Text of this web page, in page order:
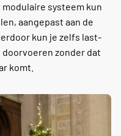
systeem kun
aangepast aan de
kun je zelfs last-
zonder dat
komt.